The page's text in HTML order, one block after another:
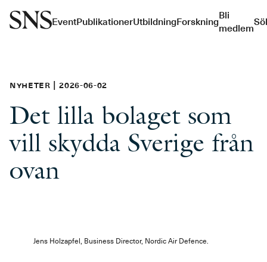
EventPublikationerUtbildningForskningBli
medlem
Nyheter | 2026-06-02
Det lilla bolaget som
vill skydda Sverige från
ovan
Jens Holzapfel, Business Director, Nordic Air Defence.